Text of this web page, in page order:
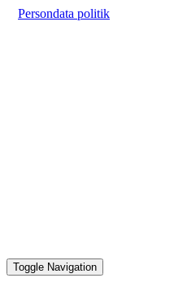
Persondata politik
Toggle Navigation